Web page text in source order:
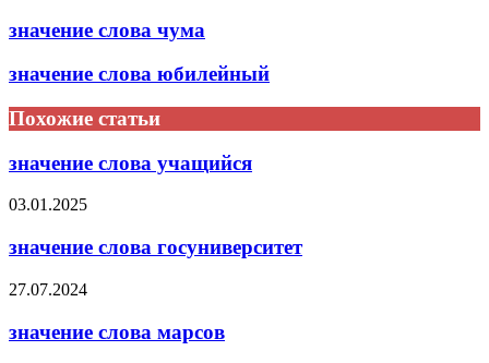
значение слова чума
значение слова юбилейный
Похожие статьи
значение слова учащийся
03.01.2025
значение слова госуниверситет
27.07.2024
значение слова марсов